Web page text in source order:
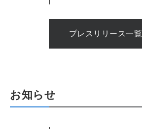
プレスリリース一覧
お知らせ